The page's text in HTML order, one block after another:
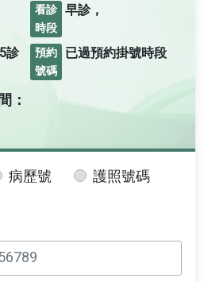
看診
時段
早診，
診
預約
號碼
已過預約掛號時段
：
病歷號
護照號碼